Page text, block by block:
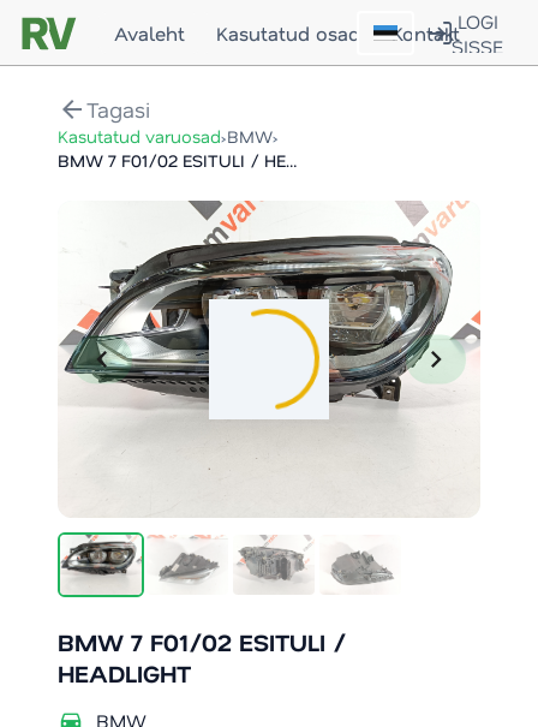
Avaleht Kasutatud osad KontaktLOGI
SISSE
arrow_backTagasi
Kasutatud varuosad›BMW›
BMW 7 F01/02 ESITULI / HEADLIGHT
chevron_left chevron_right
BMW 7 F01/02 ESITULI /
HEADLIGHT
directions_car BMW